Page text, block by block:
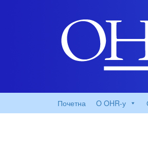
Почетна O OHR-у